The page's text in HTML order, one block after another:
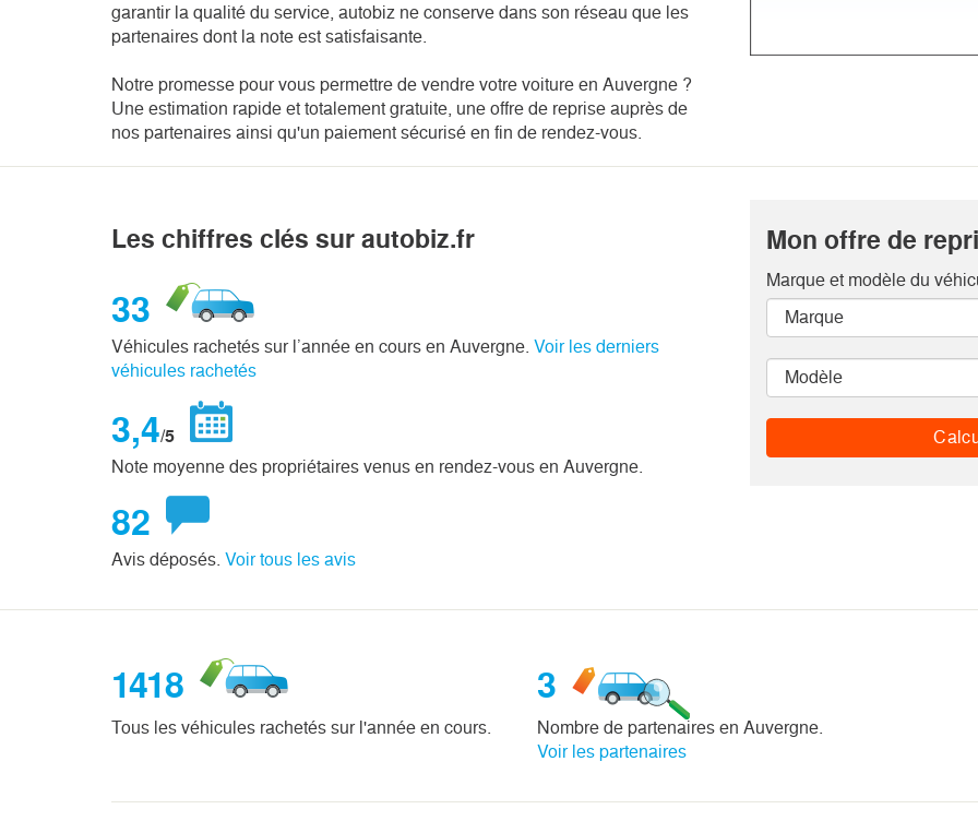
garantir la qualité du service, autobiz ne conserve dans son réseau que les
partenaires dont la note est satisfaisante.
Notre promesse pour vous permettre de vendre votre voiture en Auvergne ?
Une estimation rapide et totalement gratuite, une offre de reprise auprès de
nos partenaires ainsi qu'un paiement sécurisé en fin de rendez-vous.
Les chiffres clés sur autobiz.fr
33
Véhicules rachetés sur l’année en cours en Auvergne. Voir les derniers
véhicules rachetés
3,4/5
Note moyenne des propriétaires venus en rendez-vous en Auvergne.
82
Avis déposés. Voir tous les avis
Mon offre de
Marque et modèle du
1418
Tous les véhicules rachetés sur l'année en cours.
3
Nombre de partenaires en Auvergne.
Voir les partenaires